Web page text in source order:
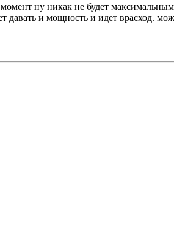
ну никак не будет
давать и мощность и идет врасход.